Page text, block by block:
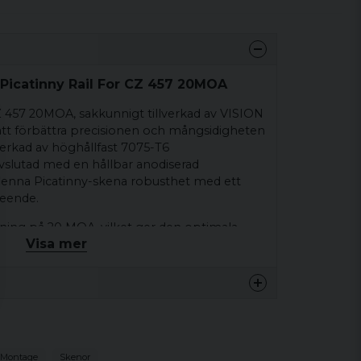
Rail For CZ 457 20MOA
457 20MOA, sakkunnigt tillverkad av VISION
förbättra precisionen och mångsidigheten
av höghållfast 7075-T6
med en hållbar anodiserad
Picatinny-skena robusthet med ett
på 20 MOA, vilket ger den optimala
och exakta justeringar. Designad
komfort i åtanke, den har inga vassa
hantering. Skenan följer MIL-STD 1913-
kompatibilitet med ett brett utbud av
hos denna skena är dess förlängda
vilket ger extra
Visa mer
Skenor